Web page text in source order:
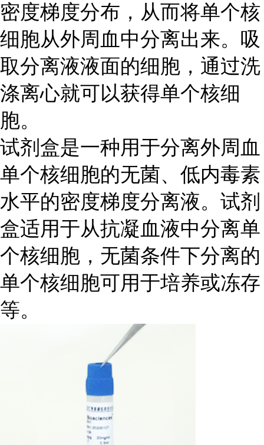
密度梯度分布，从而将单个核
细胞从外周血中分离出来。吸
取分离液液面的细胞，通过洗
涤离心就可以获得单个核细
胞。
试剂盒是一种用于分离外周血
单个核细胞的无菌、低内毒素
水平的密度梯度分离液。试剂
盒适用于从抗凝血液中分离单
个核细胞，无菌条件下分离的
单个核细胞可用于培养或冻存
等。